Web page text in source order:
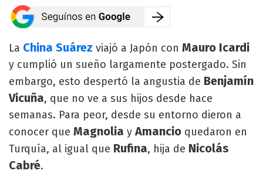
La China Suárez viajó a Japón con Mauro Icardi
y cumplió un sueño largamente postergado. Sin
embargo, esto despertó la angustia de Benjamín
Vicuña, que no ve a sus hijos desde hace
semanas. Para peor, desde su entorno dieron a
conocer que Magnolia yAmancio quedaron en
Turquía, al igual que Rufina, hija de Nicolás
Cabré.